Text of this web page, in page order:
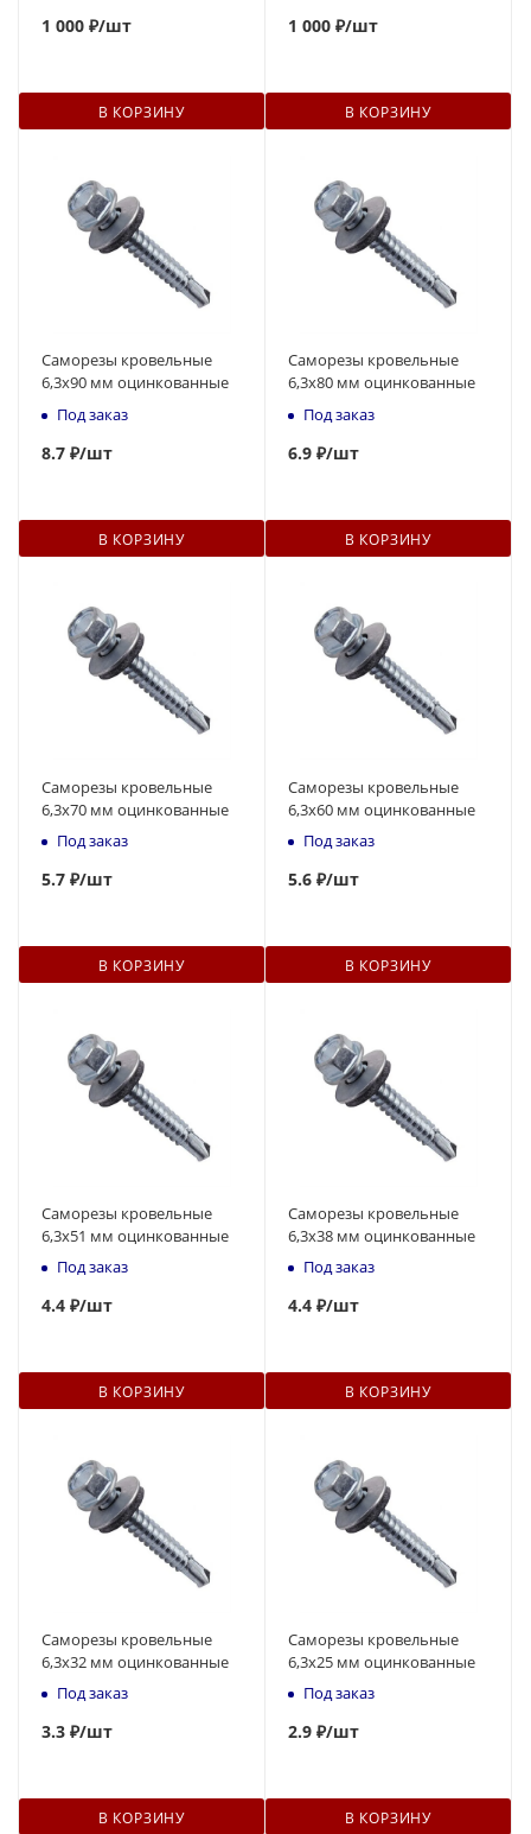
1 000 ₽/шт
В КОРЗИНУ
1 000 ₽/шт
В КОРЗИНУ
Саморезы кровельные
6,3x90 мм оцинкованные
Под заказ
8.7 ₽/шт
В КОРЗИНУ
Саморезы кровельные
6,3x80 мм оцинкованные
Под заказ
6.9 ₽/шт
В КОРЗИНУ
Саморезы кровельные
6,3x70 мм оцинкованные
Под заказ
5.7 ₽/шт
В КОРЗИНУ
Саморезы кровельные
6,3x60 мм оцинкованные
Под заказ
5.6 ₽/шт
В КОРЗИНУ
Саморезы кровельные
6,3x51 мм оцинкованные
Под заказ
4.4 ₽/шт
В КОРЗИНУ
Саморезы кровельные
6,3x38 мм оцинкованные
Под заказ
4.4 ₽/шт
В КОРЗИНУ
Саморезы кровельные
6,3x32 мм оцинкованные
Под заказ
3.3 ₽/шт
В КОРЗИНУ
Саморезы кровельные
6,3x25 мм оцинкованные
Под заказ
2.9 ₽/шт
В КОРЗИНУ